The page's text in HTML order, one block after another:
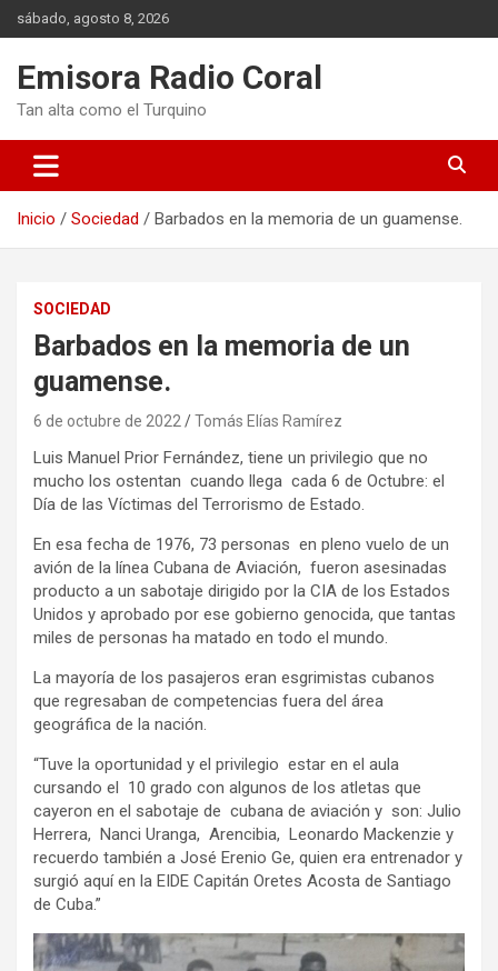
Saltar
al
sábado, agosto 8, 2026
Emisora Radio Coral
Tan alta como el Turquino
Inicio Sociedad Barbados en la memoria de un guamense.
SOCIEDAD
Barbados en la memoria de un
guamense.
6 de octubre de 2022 Tomás Elías Ramírez
Luis Manuel Prior Fernández, tiene un privilegio que no
mucho los ostentan cuando llega cada 6 de Octubre: el
Día de las Víctimas del Terrorismo de Estado.
En esa fecha de 1976, 73 personas en pleno vuelo de un
avión de la línea Cubana de Aviación, fueron asesinadas
producto a un sabotaje dirigido por la CIA de los Estados
Unidos y aprobado por ese gobierno genocida, que tantas
miles de personas ha matado en todo el mundo.
La mayoría de los pasajeros eran esgrimistas cubanos
que regresaban de competencias fuera del área
geográfica de la nación.
“Tuve la oportunidad y el privilegio estar en el aula
cursando el 10 grado con algunos de los atletas que
cayeron en el sabotaje de cubana de aviación y son: Julio
Herrera, Nanci Uranga, Arencibia, Leonardo Mackenzie y
recuerdo también a José Erenio Ge, quien era entrenador y
surgió aquí en la EIDE Capitán Oretes Acosta de Santiago
de Cuba.”